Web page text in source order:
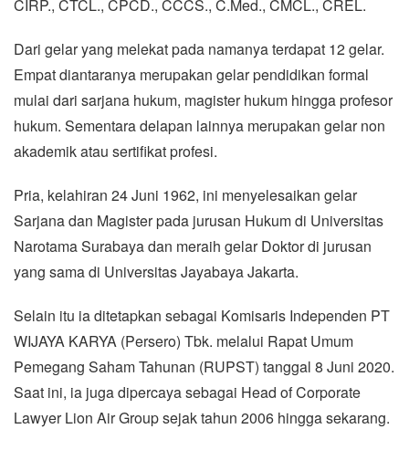
CIRP., CTCL., CPCD., CCCS., C.Med., CMCL., CREL.
Dari gelar yang melekat pada namanya terdapat 12 gelar.
Empat diantaranya merupakan gelar pendidikan formal
mulai dari sarjana hukum, magister hukum hingga profesor
hukum. Sementara delapan lainnya merupakan gelar non
akademik atau sertifikat profesi.
Pria, kelahiran 24 Juni 1962, ini menyelesaikan gelar
Sarjana dan Magister pada jurusan Hukum di Universitas
Narotama Surabaya dan meraih gelar Doktor di jurusan
yang sama di Universitas Jayabaya Jakarta.
Selain itu ia ditetapkan sebagai Komisaris Independen PT
WIJAYA KARYA (Persero) Tbk. melalui Rapat Umum
Pemegang Saham Tahunan (RUPST) tanggal 8 Juni 2020.
Saat ini, ia juga dipercaya sebagai Head of Corporate
Lawyer Lion Air Group sejak tahun 2006 hingga sekarang.